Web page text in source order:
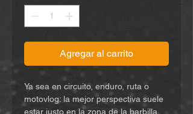
Agregar al carrito
Ya sea en circuito, enduro, ruta o
motovlog: la mejor perspectiva suele
estar justo en la zona de la barbilla